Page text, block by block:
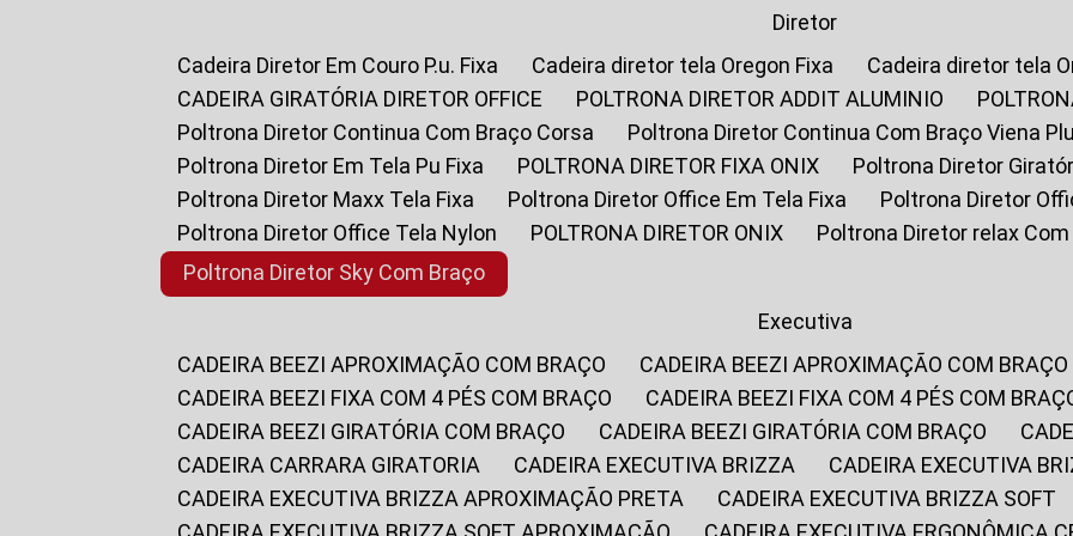
Diretor
Cadeira Diretor Em Couro P.u. Fixa
Cadeira diretor tela Oregon Fixa
Cadeira diretor tela
CADEIRA GIRATÓRIA DIRETOR OFFICE
POLTRONA DIRETOR ADDIT ALUMINIO
Poltrona Diretor Continua Com Braço Corsa
Poltrona Diretor Continua Com Braço Viena
Poltrona Diretor Em Tela Pu Fixa
POLTRONA DIRETOR FIXA ONIX
Poltrona Diretor
Poltrona Diretor Maxx Tela Fixa
Poltrona Diretor Office Em Tela Fixa
Poltrona Diretor
Poltrona Diretor Office Tela Nylon
POLTRONA DIRETOR ONIX
Poltrona Diretor relax
Poltrona Diretor Sky Com Braço
Executiva
CADEIRA BEEZI APROXIMAÇÃO COM BRAÇO
CADEIRA BEEZI APROXIMAÇÃO COM
CADEIRA BEEZI FIXA COM 4 PÉS COM BRAÇO
CADEIRA BEEZI FIXA COM 4 PÉS COM
CADEIRA BEEZI GIRATÓRIA COM BRAÇO
CADEIRA BEEZI GIRATÓRIA COM BRAÇO
CADEIRA CARRARA GIRATORIA
CADEIRA EXECUTIVA BRIZZA
CADEIRA EXECUTIVA
CADEIRA EXECUTIVA BRIZZA APROXIMAÇÃO PRETA
CADEIRA EXECUTIVA BRIZZA SOFT